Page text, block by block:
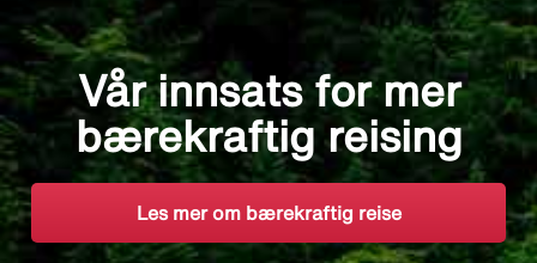
Vår innsats for mer
bærekraftig reising
Les mer om bærekraftig reise